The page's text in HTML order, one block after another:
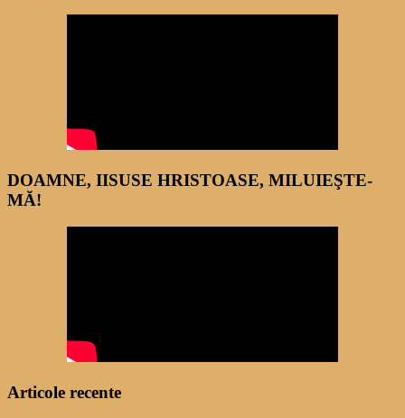
DOAMNE, IISUSE HRISTOASE, MILUIEŞTE-
MĂ!
Articole recente